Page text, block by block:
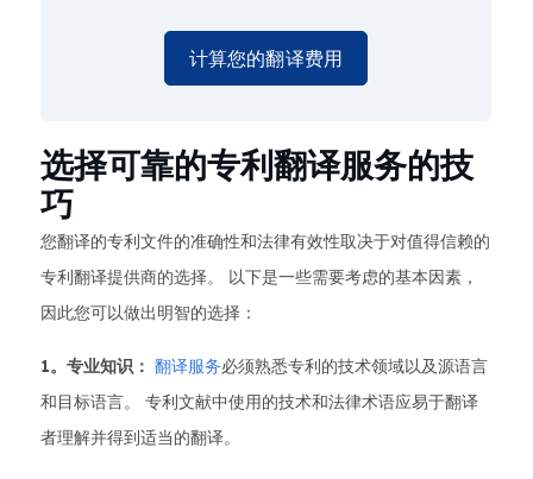
计算您的翻译费用
选择可靠的专利翻译服务的技
巧
您翻译的专利文件的准确性和法律有效性取决于对值得信赖的
专利翻译提供商的选择。 以下是一些需要考虑的基本因素，
因此您可以做出明智的选择：
1。专业知识： 翻译服务必须熟悉专利的技术领域以及源语言
和目标语言。 专利文献中使用的技术和法律术语应易于翻译
者理解并得到适当的翻译。